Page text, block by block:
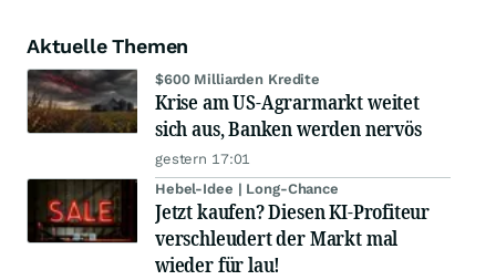
Aktuelle Themen
$600 Milliarden Kredite
Krise am US-Agrarmarkt weitet
sich aus, Banken werden nervös
gestern 17:01
Hebel-Idee | Long-Chance
Jetzt kaufen? Diesen KI-Profiteur
verschleudert der Markt mal
wieder für lau!